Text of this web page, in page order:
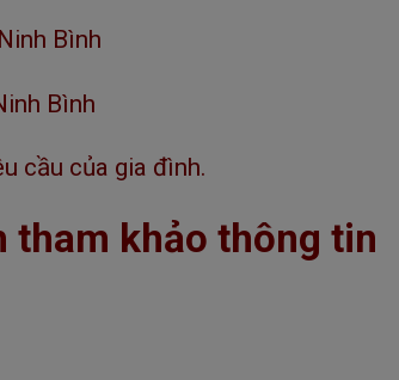
Bình
Bình
cầu của gia đình.
khảo thông tin